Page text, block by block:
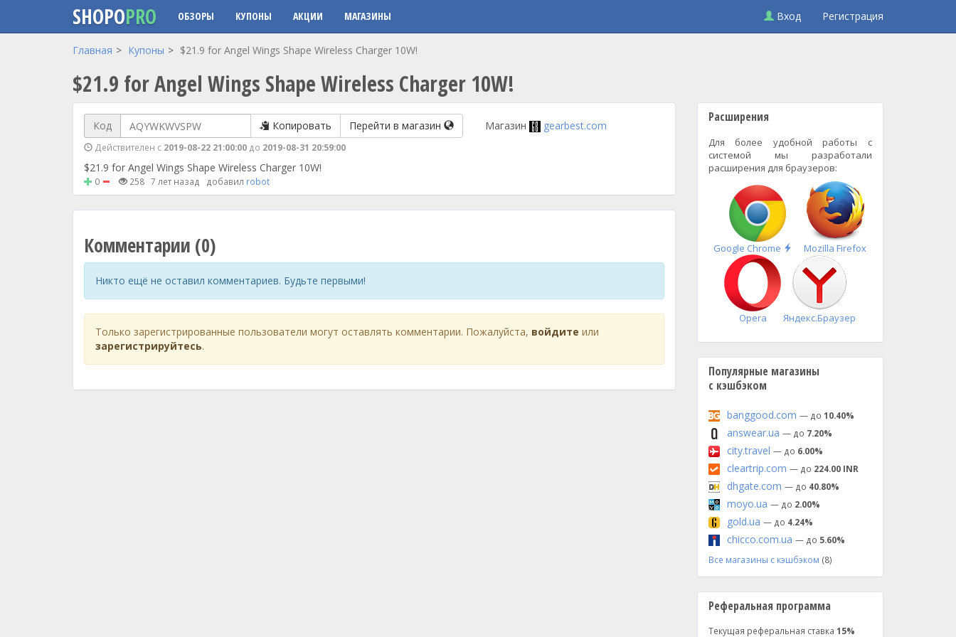
Перейти к основному содержанию
SHOPOPRO ОБЗОРЫ КУПОНЫ АКЦИИ МАГАЗИНЫ Вход Регистрация
Главная Купоны $21.9 for Angel Wings Shape Wireless Charger 10W!
$21.9 for Angel Wings Shape Wireless Charger 10W!
Код Копировать Перейти в магазин
Действителен с 2019-08-22 21:00:00 до 2019-08-31 20:59:00
Магазин gearbest.com
$21.9 for Angel Wings Shape Wireless Charger 10W!
0 258 7 лет назад добавил robot
Комментарии (0)
Никто ещё не оставил комментариев. Будьте первыми!
Только зарегистрированные пользователи могут оставлять комментарии. Пожалуйста, войдите или
зарегистрируйтесь.
Расширения
Для более удобной работы с
системой мы разработали
расширения для браузеров:
Google Chrome
Быстрая
установка
Mozilla Firefox
Opera Яндекс.Браузер
Популярные магазины
с кэшбэком
banggood.com — до 10.40%
answear.ua — до 7.20%
city.travel — до 6.00%
cleartrip.com — до 224.00 INR
dhgate.com — до 40.80%
moyo.ua — до 2.00%
gold.ua — до 4.24%
chicco.com.ua — до 5.60%
Все магазины с кэшбэком (8)
Реферальная программа
Текущая реферальная ставка 15%